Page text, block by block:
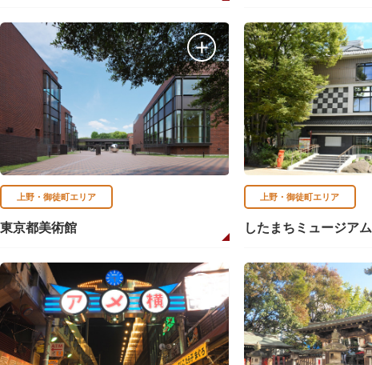
上野・御徒町エリア
東京都美術館
上野・御徒町エリア
したまちミュージアム